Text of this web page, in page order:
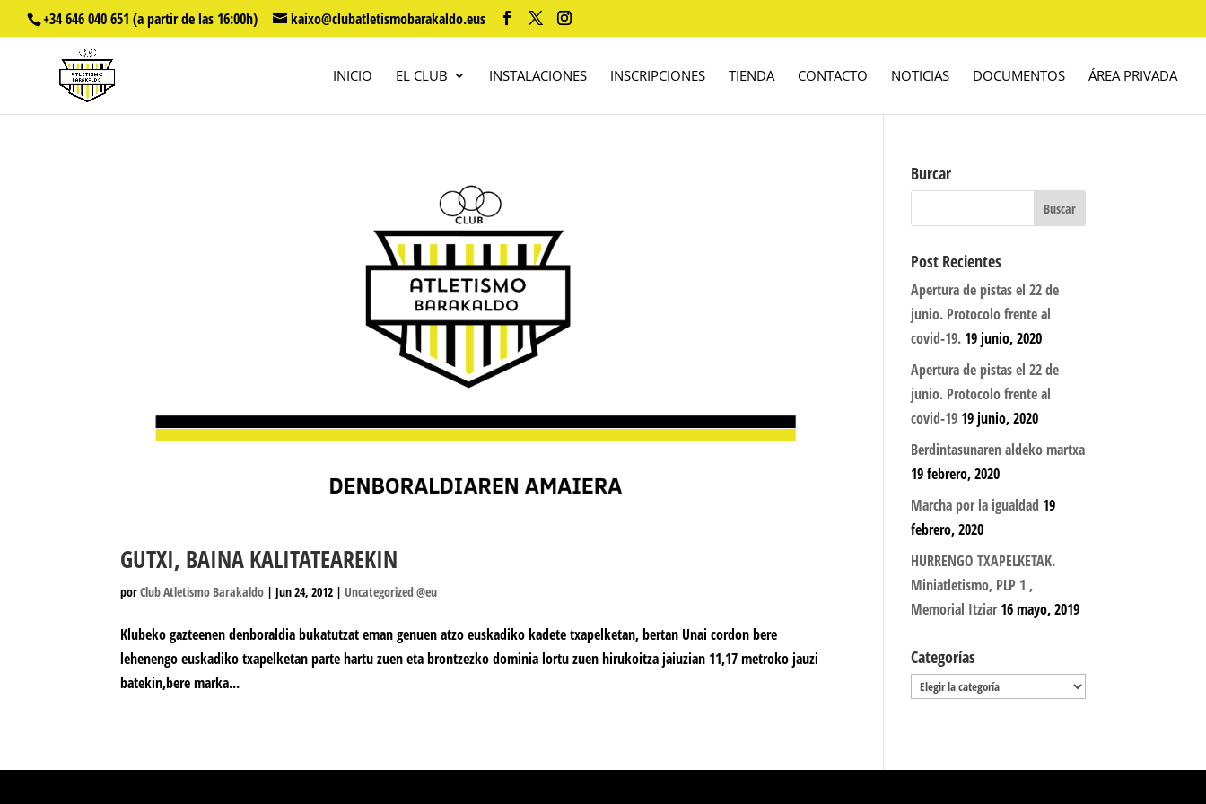
+34 646 040 651 (a partir de las 16:00h) kaixo@clubatletismobarakaldo.eus
INICIO EL CLUB INSTALACIONES INSCRIPCIONES TIENDA CONTACTO NOTICIAS DOCUMENTOS ÁREA PRIVADA
GUTXI, BAINA KALITATEAREKIN
porClub Atletismo Barakaldo |Jun 24, 2012 |Uncategorized @eu
Klubeko gazteenen denboraldia bukatutzat eman genuen atzo euskadiko kadete txapelketan, bertan Unai cordon bere
lehenengo euskadiko txapelketan parte hartu zuen eta brontzezko dominia lortu zuen hirukoitza jaiuzian 11,17 metroko jauzi
batekin,bere marka...
Burcar
Post Recientes
Apertura de pistas el 22 de
junio. Protocolo frente al
covid-19. 19 junio, 2020
Apertura de pistas el 22 de
junio. Protocolo frente al
covid-19 19 junio, 2020
Berdintasunaren aldeko martxa
19 febrero, 2020
Marcha por la igualdad 19
febrero, 2020
HURRENGO TXAPELKETAK.
Miniatletismo, PLP 1 ,
Memorial Itziar 16 mayo, 2019
Categorías
Categorías